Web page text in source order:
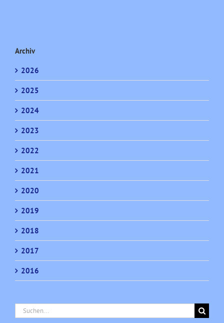
Archiv
2026
2025
2024
2023
2022
2021
2020
2019
2018
2017
2016
Suche
nach: